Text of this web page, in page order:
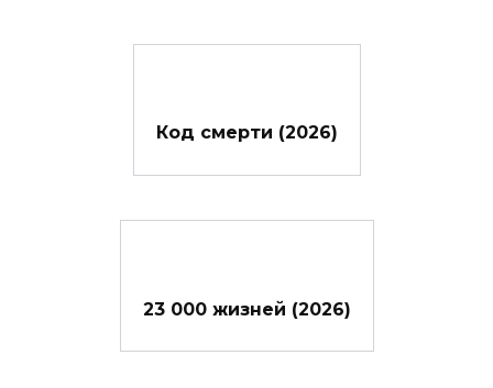
Код смерти (2026)
23 000 жизней (2026)